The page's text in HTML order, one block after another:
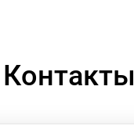
Контакты